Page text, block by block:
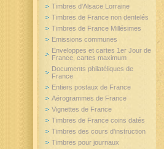
Timbres d'Alsace Lorraine
Timbres de France non dentelés
Timbres de France Millésimes
Emissions communes
Enveloppes et cartes 1er Jour de
France, cartes maximum
Documents philatéliques de
France
Entiers postaux de France
Aérogrammes de France
Vignettes de France
Timbres de France coins datés
Timbres des cours d'instruction
Timbres pour journaux